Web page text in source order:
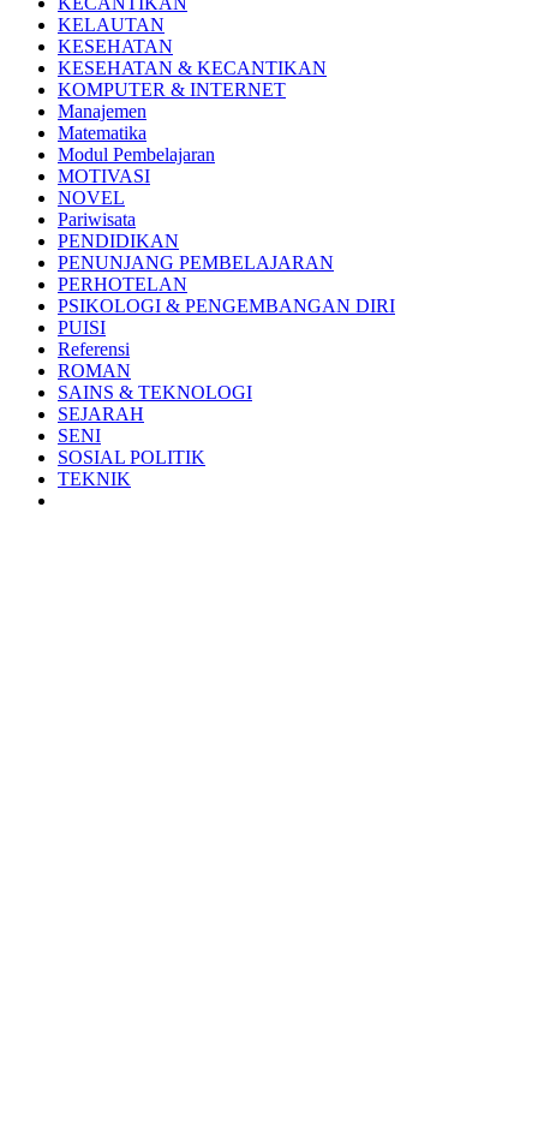
KELAUTAN
KESEHATAN
KESEHATAN & KECANTIKAN
KOMPUTER & INTERNET
Manajemen
Matematika
Modul Pembelajaran
MOTIVASI
NOVEL
Pariwisata
PENDIDIKAN
PENUNJANG PEMBELAJARAN
PERHOTELAN
PSIKOLOGI & PENGEMBANGAN DIRI
PUISI
Referensi
ROMAN
SAINS & TEKNOLOGI
SEJARAH
SENI
SOSIAL POLITIK
TEKNIK